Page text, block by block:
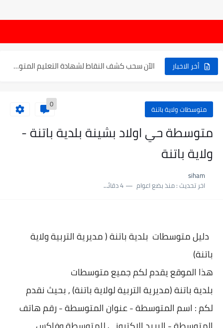
أخر الاخبار
الإعلان عن نتائج بكالوريا 2025 في الجزائر يوم 20...
الآن سحب كشف النقاط لشهادة التعليم المتوسط 2025
حساب معدل شهادة التعليم المتوسط بيام 2025
متوسطات ولاية باتنة 0
متوسطة حي اولاد بشينة بلدية باتنة -
ولاية باتنة
siham
اخر تحديث :منذ بضع اعوام 4 دقائق للقراءة
دليل متوسطات بلديةباتنة ( مديرية التربية ولاية
باتنة)
هذا الموقع يقدم لكم جميع متوسطات
بلديةباتنة (مديرية التربية لولاية باتنة) , بحيث نقدم
لكم : اسم المتوسطة - عنوان المتوسطة - رقم هاتف